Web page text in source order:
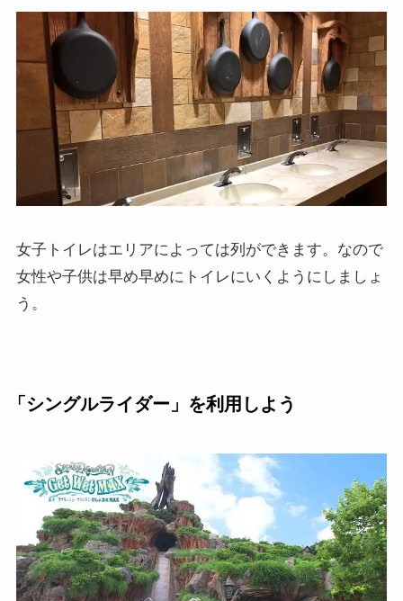
女子トイレはエリアによっては列ができます。なので
女性や子供は早め早めにトイレにいくようにしましょ
う。
「シングルライダー」を利用しよう